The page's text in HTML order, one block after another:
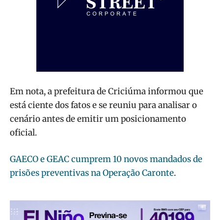
Em nota, a prefeitura de Criciúma informou que
está ciente dos fatos e se reuniu para analisar o
cenário antes de emitir um posicionamento
oficial.
GAECO e GEAC cumprem 10 novos mandados de
prisões preventivas na Operação Caronte.